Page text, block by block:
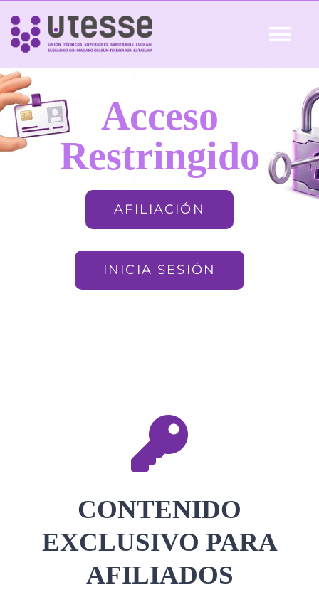
Skip
content
Inicio
QUIÉNES SOMOS Acceso
Restringido
AFILIACIÓN
INICIA SESIÓN
CONTENIDO
EXCLUSIVO PARA
AFILIADOS